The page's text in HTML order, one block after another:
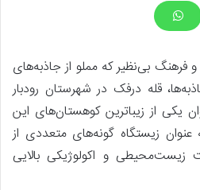
بی‌نظیر که مملو از جاذبه‌های
قله درفک در شهرستان رودبار
یکی از زیباترین کوهستان‌های این
زیستگاه گونه‌های متعددی از
زیست‌محیطی و اکولوژیکی بالایی